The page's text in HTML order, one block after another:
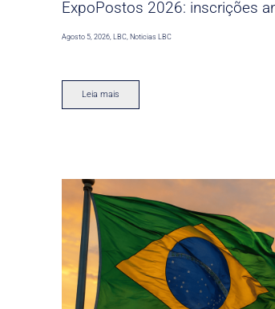
ExpoPostos 2026: inscrições
Agosto 5, 2026,LBC,Noticias LBC
Leia mais